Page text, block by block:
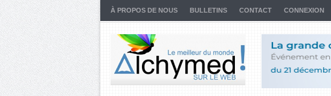
À PROPOS DE NOUS BULLETINS CONTACT CONNEXION